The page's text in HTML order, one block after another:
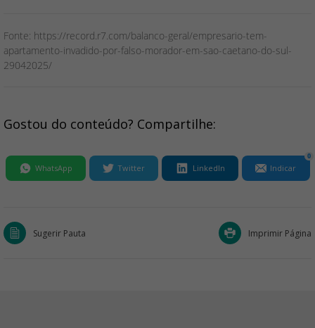
Fonte: https://record.r7.com/balanco-geral/empresario-tem-
apartamento-invadido-por-falso-morador-em-sao-caetano-do-sul-
29042025/
Gostou do conteúdo? Compartilhe:
WhatsApp Twitter LinkedIn Indicar
0
Sugerir Pauta Imprimir Página